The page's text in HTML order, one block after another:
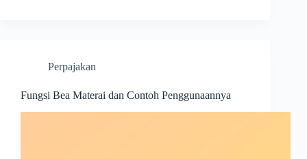
Perpajakan
Fungsi Bea Materai dan Contoh Penggunaannya